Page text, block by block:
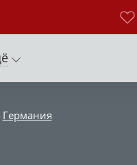
Германия